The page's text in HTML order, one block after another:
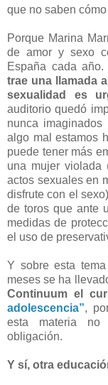
que no saben cómo
Porque Marina
de amor y sexo
España cada año.
trae una llamada
sexualidad es
auditorio quedó
nunca
algo mal estamos
puede tener más
una mujer violada
actos sexuales en
disfrute con el
de toros que ante
medidas de
el uso de
Y sobre esta
meses se ha
Continuum el
adolescencia”,
esta materia
obligación.
Y sí, otra